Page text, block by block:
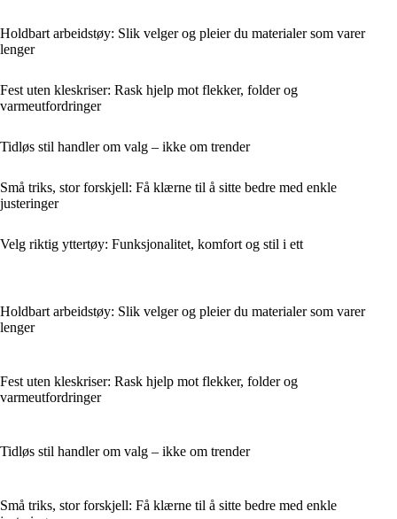
Holdbart arbeidstøy: Slik velger og pleier du materialer som varer
lenger
Fest uten kleskriser: Rask hjelp mot flekker, folder og
varmeutfordringer
Tidløs stil handler om valg – ikke om trender
Små triks, stor forskjell: Få klærne til å sitte bedre med enkle
justeringer
Velg riktig yttertøy: Funksjonalitet, komfort og stil i ett
Holdbart arbeidstøy: Slik velger og pleier du materialer som varer
lenger
Fest uten kleskriser: Rask hjelp mot flekker, folder og
varmeutfordringer
Tidløs stil handler om valg – ikke om trender
Små triks, stor forskjell: Få klærne til å sitte bedre med enkle